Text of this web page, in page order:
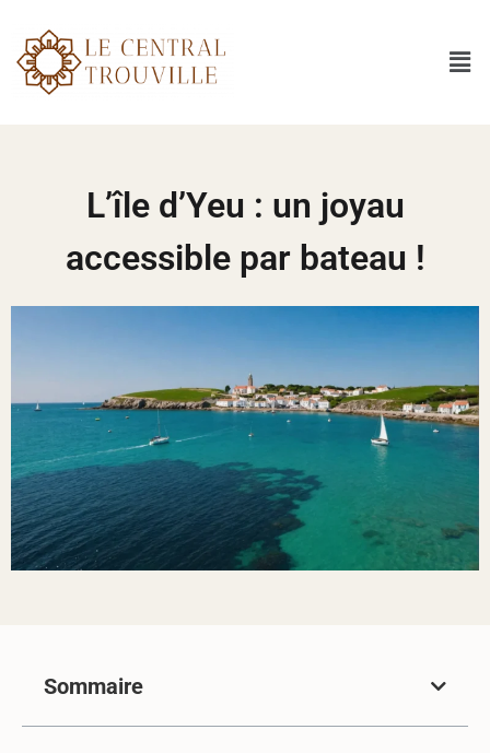
L’île d’Yeu : un joyau
accessible par bateau !
Sommaire